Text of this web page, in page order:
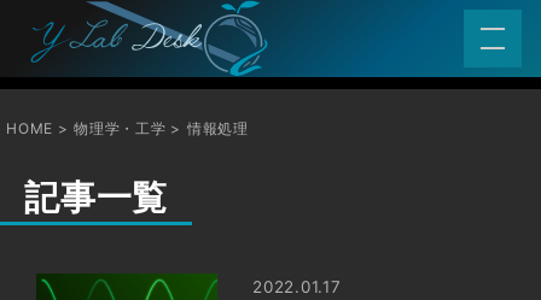
HOME 物理学・工学 情報処理
記事一覧
2022.01.17